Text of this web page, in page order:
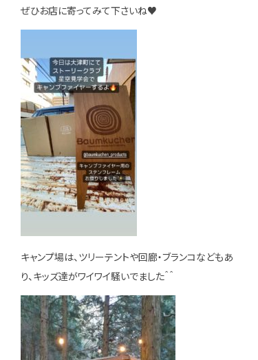
ぜひお店に寄ってみて下さいね♥
キャンプ場は、ツリーテントや回廊・ブランコなどもあ
り、キッズ達がワイワイ騒いでました＾＾